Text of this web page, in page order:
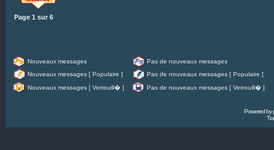
Page 1 sur 6
Nouveaux messages
Pas de nouveaux messages
Nouveaux messages [ Populaire ]
Pas de nouveaux messages [ Populaire ]
Nouveaux messages [ Verrouill� ]
Pas de nouveaux messages [ Verrouill� ]
Powered by